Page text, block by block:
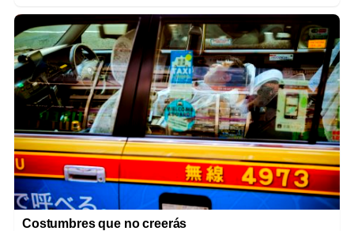
Costumbres que no creerás